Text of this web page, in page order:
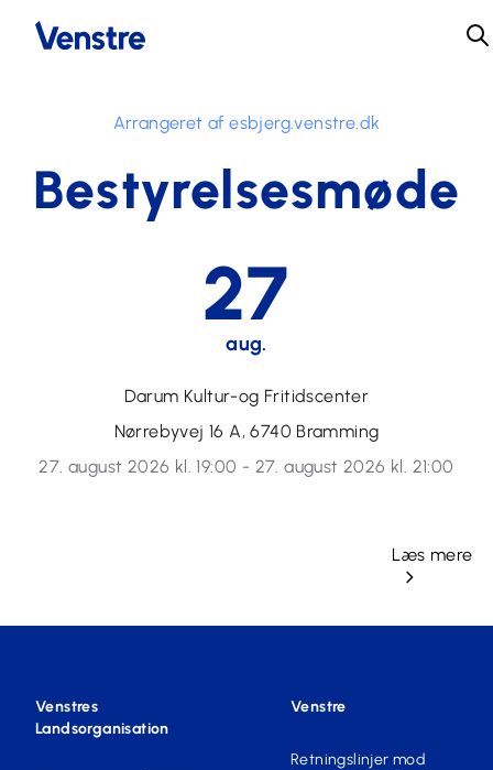
Arrangeret af esbjerg.venstre.dk
Bestyrelsesmøde
27
aug.
Darum Kultur-og Fritidscenter
Nørrebyvej 16 A, 6740 Bramming
27. august 2026 kl. 19:00 - 27. august 2026 kl. 21:00
Læs mere
Venstres
Landsorganisation
Venstre
Retningslinjer mod